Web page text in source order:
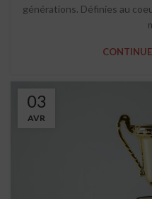
générations. Définies au
03
AVR